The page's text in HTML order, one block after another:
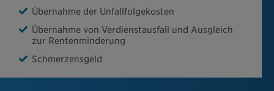
Übernahme der Unfallfolgekosten
Übernahme von Verdienstausfall und Ausgleich
zur Rentenminderung
Schmerzensgeld